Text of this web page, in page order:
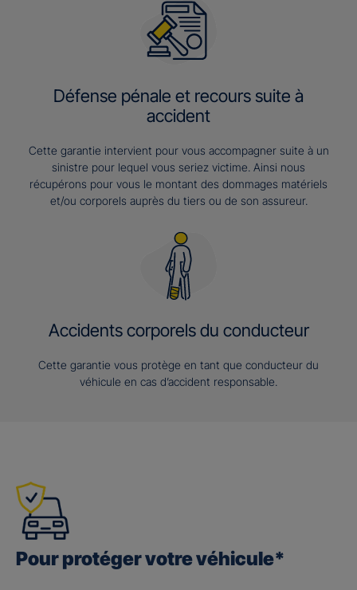
Défense pénale et recours suite à
accident
Cette garantie intervient pour vous accompagner suite à un
sinistre pour lequel vous seriez victime. Ainsi nous
récupérons pour vous le montant des dommages matériels
et/ou corporels auprès du tiers ou de son assureur.
Accidents corporels du conducteur
Cette garantie vous protège en tant que conducteur du
véhicule en cas d’accident responsable.
Pour protéger votre véhicule*